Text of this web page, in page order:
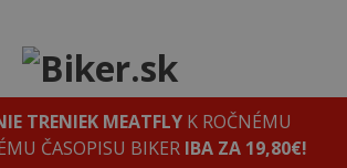
TRENIEK MEATFLYK ROČNÉMU
ČASOPISU BIKER IBA ZA 19,80€!